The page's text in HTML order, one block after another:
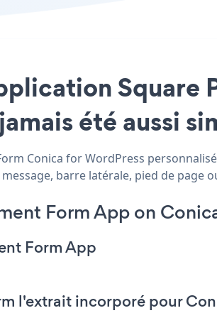
Square
été aussi
Conica for WordPress
barre latérale, pied de page
Form App on
Form App
l'extrait incorporé pour